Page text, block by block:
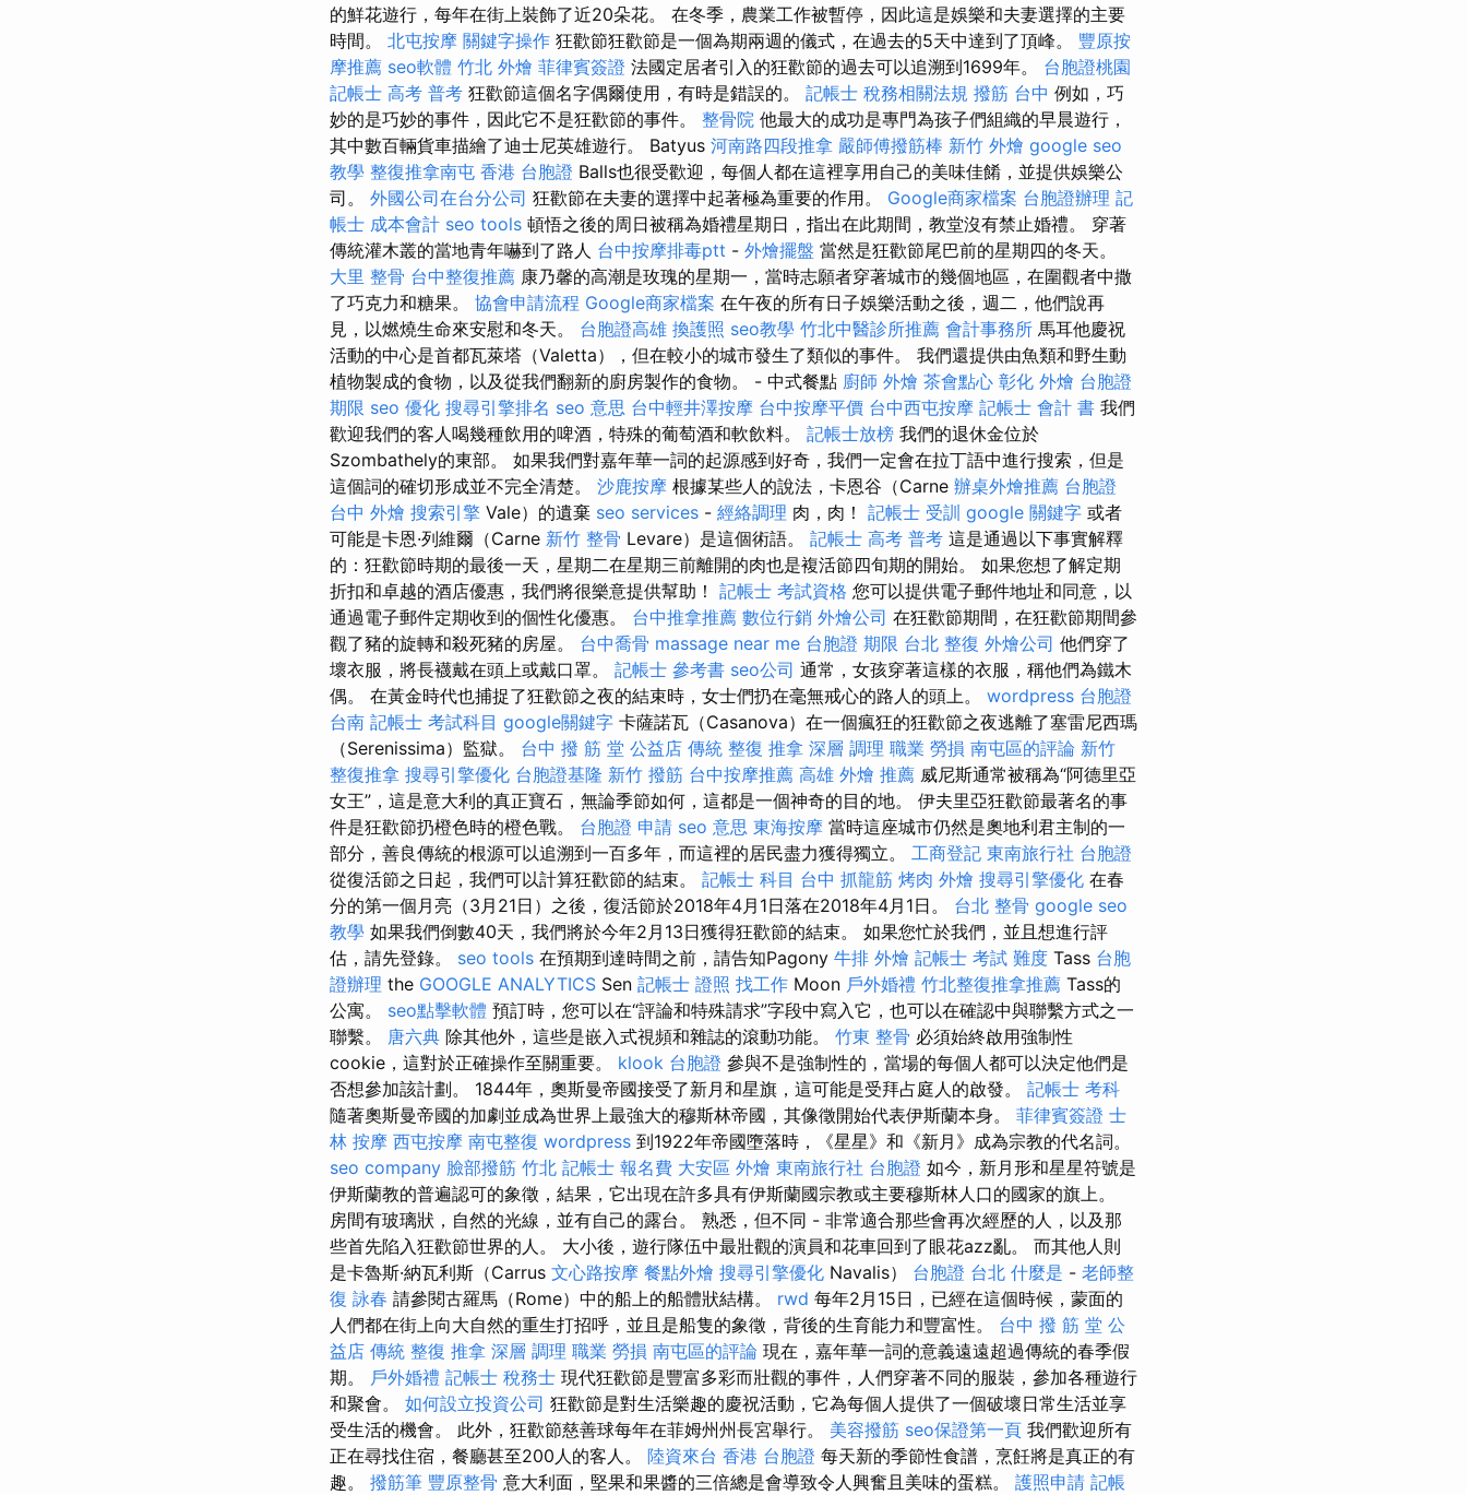
的鮮花遊行，每年在街上裝飾了近20朵花。 在冬季，農業工作被暫停，因此這是娛樂和夫妻選擇的主要
時間。 北屯按摩 關鍵字操作 狂歡節狂歡節是一個為期兩週的儀式，在過去的5天中達到了頂峰。 豐原按
摩推薦 seo軟體 竹北 外燴 菲律賓簽證 法國定居者引入的狂歡節的過去可以追溯到1699年。 台胞證桃園
記帳士 高考 普考 狂歡節這個名字偶爾使用，有時是錯誤的。 記帳士 稅務相關法規 撥筋 台中 例如，巧
妙的是巧妙的事件，因此它不是狂歡節的事件。 整骨院 他最大的成功是專門為孩子們組織的早晨遊行，
其中數百輛貨車描繪了迪士尼英雄遊行。 Batyus 河南路四段推拿 嚴師傅撥筋棒 新竹 外燴 google seo
教學 整復推拿南屯 香港 台胞證 Balls也很受歡迎，每個人都在這裡享用自己的美味佳餚，並提供娛樂公
司。 外國公司在台分公司 狂歡節在夫妻的選擇中起著極為重要的作用。 Google商家檔案 台胞證辦理 記
帳士 成本會計 seo tools 頓悟之後的周日被稱為婚禮星期日，指出在此期間，教堂沒有禁止婚禮。 穿著
傳統灌木叢的當地青年嚇到了路人 台中按摩排毒ptt - 外燴擺盤 當然是狂歡節尾巴前的星期四的冬天。
大里 整骨 台中整復推薦 康乃馨的高潮是玫瑰的星期一，當時志願者穿著城市的幾個地區，在圍觀者中撒
了巧克力和糖果。 協會申請流程 Google商家檔案 在午夜的所有日子娛樂活動之後，週二，他們說再
見，以燃燒生命來安慰和冬天。 台胞證高雄 換護照 seo教學 竹北中醫診所推薦 會計事務所 馬耳他慶祝
活動的中心是首都瓦萊塔（Valetta），但在較小的城市發生了類似的事件。 我們還提供由魚類和野生動
植物製成的食物，以及從我們翻新的廚房製作的食物。 - 中式餐點 廚師 外燴 茶會點心 彰化 外燴 台胞證
期限 seo 優化 搜尋引擎排名 seo 意思 台中輕井澤按摩 台中按摩平價 台中西屯按摩 記帳士 會計 書 我們
歡迎我們的客人喝幾種飲用的啤酒，特殊的葡萄酒和軟飲料。 記帳士放榜 我們的退休金位於
Szombathely的東部。 如果我們對嘉年華一詞的起源感到好奇，我們一定會在拉丁語中進行搜索，但是
這個詞的確切形成並不完全清楚。 沙鹿按摩 根據某些人的說法，卡恩谷（Carne 辦桌外燴推薦 台胞證
台中 外燴 搜索引擎 Vale）的遺棄 seo services - 經絡調理 肉，肉！ 記帳士 受訓 google 關鍵字 或者
可能是卡恩·列維爾（Carne 新竹 整骨 Levare）是這個術語。 記帳士 高考 普考 這是通過以下事實解釋
的：狂歡節時期的最後一天，星期二在星期三前離開的肉也是複活節四旬期的開始。 如果您想了解定期
折扣和卓越的酒店優惠，我們將很樂意提供幫助！ 記帳士 考試資格 您可以提供電子郵件地址和同意，以
通過電子郵件定期收到的個性化優惠。 台中推拿推薦 數位行銷 外燴公司 在狂歡節期間，在狂歡節期間參
觀了豬的旋轉和殺死豬的房屋。 台中喬骨 massage near me 台胞證 期限 台北 整復 外燴公司 他們穿了
壞衣服，將長襪戴在頭上或戴口罩。 記帳士 參考書 seo公司 通常，女孩穿著這樣的衣服，稱他們為鐵木
偶。 在黃金時代也捕捉了狂歡節之夜的結束時，女士們扔在毫無戒心的路人的頭上。 wordpress 台胞證
台南 記帳士 考試科目 google關鍵字 卡薩諾瓦（Casanova）在一個瘋狂的狂歡節之夜逃離了塞雷尼西瑪
（Serenissima）監獄。 台中 撥 筋 堂 公益店 傳統 整復 推拿 深層 調理 職業 勞損 南屯區的評論 新竹
整復推拿 搜尋引擎優化 台胞證基隆 新竹 撥筋 台中按摩推薦 高雄 外燴 推薦 威尼斯通常被稱為“阿德里亞
女王”，這是意大利的真正寶石，無論季節如何，這都是一個神奇的目的地。 伊夫里亞狂歡節最著名的事
件是狂歡節扔橙色時的橙色戰。 台胞證 申請 seo 意思 東海按摩 當時這座城市仍然是奧地利君主制的一
部分，善良傳統的根源可以追溯到一百多年，而這裡的居民盡力獲得獨立。 工商登記 東南旅行社 台胞證
從復活節之日起，我們可以計算狂歡節的結束。 記帳士 科目 台中 抓龍筋 烤肉 外燴 搜尋引擎優化 在春
分的第一個月亮（3月21日）之後，復活節於2018年4月1日落在2018年4月1日。 台北 整骨 google seo
教學 如果我們倒數40天，我們將於今年2月13日獲得狂歡節的結束。 如果您忙於我們，並且想進行評
估，請先登錄。 seo tools 在預期到達時間之前，請告知Pagony 牛排 外燴 記帳士 考試 難度 Tass 台胞
證辦理 the GOOGLE ANALYTICS Sen 記帳士 證照 找工作 Moon 戶外婚禮 竹北整復推拿推薦 Tass的
公寓。 seo點擊軟體 預訂時，您可以在“評論和特殊請求”字段中寫入它，也可以在確認中與聯繫方式之一
聯繫。 唐六典 除其他外，這些是嵌入式視頻和雜誌的滾動功能。 竹東 整骨 必須始終啟用強制性
cookie，這對於正確操作至關重要。 klook 台胞證 參與不是強制性的，當場的每個人都可以決定他們是
否想參加該計劃。 1844年，奧斯曼帝國接受了新月和星旗，這可能是受拜占庭人的啟發。 記帳士 考科
隨著奧斯曼帝國的加劇並成為世界上最強大的穆斯林帝國，其像徵開始代表伊斯蘭本身。 菲律賓簽證 士
林 按摩 西屯按摩 南屯整復 wordpress 到1922年帝國墮落時，《星星》和《新月》成為宗教的代名詞。
seo company 臉部撥筋 竹北 記帳士 報名費 大安區 外燴 東南旅行社 台胞證 如今，新月形和星星符號是
伊斯蘭教的普遍認可的象徵，結果，它出現在許多具有伊斯蘭國宗教或主要穆斯林人口的國家的旗上。
房間有玻璃狀，自然的光線，並有自己的露台。 熟悉，但不同 - 非常適合那些會再次經歷的人，以及那
些首先陷入狂歡節世界的人。 大小後，遊行隊伍中最壯觀的演員和花車回到了眼花azz亂。 而其他人則
是卡魯斯·納瓦利斯（Carrus 文心路按摩 餐點外燴 搜尋引擎優化 Navalis） 台胞證 台北 什麼是 - 老師整
復 詠春 請參閱古羅馬（Rome）中的船上的船體狀結構。 rwd 每年2月15日，已經在這個時候，蒙面的
人們都在街上向大自然的重生打招呼，並且是船隻的象徵，背後的生育能力和豐富性。 台中 撥 筋 堂 公
益店 傳統 整復 推拿 深層 調理 職業 勞損 南屯區的評論 現在，嘉年華一詞的意義遠遠超過傳統的春季假
期。 戶外婚禮 記帳士 稅務士 現代狂歡節是豐富多彩而壯觀的事件，人們穿著不同的服裝，參加各種遊行
和聚會。 如何設立投資公司 狂歡節是對生活樂趣的慶祝活動，它為每個人提供了一個破壞日常生活並享
受生活的機會。 此外，狂歡節慈善球每年在菲姆州州長宮舉行。 美容撥筋 seo保證第一頁 我們歡迎所有
正在尋找住宿，餐廳甚至200人的客人。 陸資來台 香港 台胞證 每天新的季節性食譜，烹飪將是真正的有
趣。 撥筋筆 豐原整骨 意大利面，堅果和果醬的三倍總是會導致令人興奮且美味的蛋糕。 護照申請 記帳